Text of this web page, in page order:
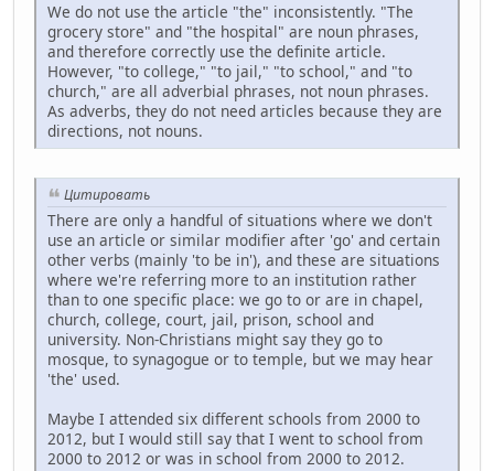
We do not use the article "the" inconsistently. "The
grocery store" and "the hospital" are noun phrases,
and therefore correctly use the definite article.
However, "to college," "to jail," "to school," and "to
church," are all adverbial phrases, not noun phrases.
As adverbs, they do not need articles because they are
directions, not nouns.
Цитировать
There are only a handful of situations where we don't
use an article or similar modifier after 'go' and certain
other verbs (mainly 'to be in'), and these are situations
where we're referring more to an institution rather
than to one specific place: we go to or are in chapel,
church, college, court, jail, prison, school and
university. Non-Christians might say they go to
mosque, to synagogue or to temple, but we may hear
'the' used.
Maybe I attended six different schools from 2000 to
2012, but I would still say that I went to school from
2000 to 2012 or was in school from 2000 to 2012.